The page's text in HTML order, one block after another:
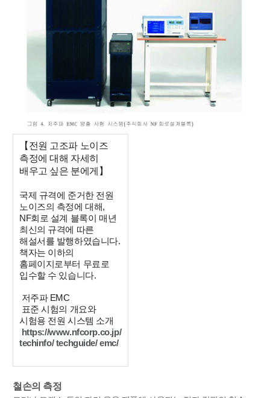
【전원 고조파 노이즈
측정에 대해 자세히
배우고 싶은 분에게】
국제 규격에 준거한 전원
노이즈의 측정에 대해,
NF회로 설계 블록이 매년
최신의 규격에 따른
해설서를 발행하였습니다.
책자는 이하의
홈페이지로부터 무료로
입수할 수 있습니다.
저주파 EMC
표준 시험의 개요와
시험용 전원 시스템 소개
https://www.nfcorp.co.jp/
techinfo/ techguide/ emc/
철손의 측정